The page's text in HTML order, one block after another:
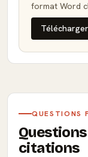
format Word
QUESTIONS
citations